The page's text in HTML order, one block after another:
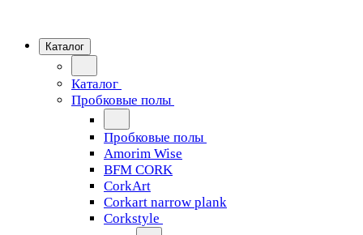
Каталог
Каталог
Пробковые полы
Пробковые полы
Amorim Wise
BFM CORK
CorkArt
Corkart narrow plank
Corkstyle